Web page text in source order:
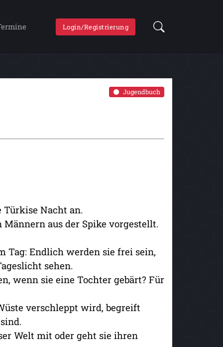
Login/Registrierung
Jugendbuch
Nacht an.
aus der Spike vorgestellt.
Tag: Endlich werden sie frei sein,
sehen.
wenn sie eine Tochter gebärt? Für
verschleppt wird, begreift
Welt mit oder geht sie ihren